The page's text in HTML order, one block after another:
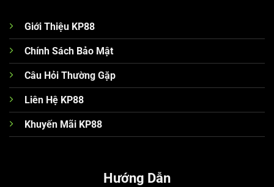
Giới Thiệu KP88
Chính Sách Bảo Mật
Câu Hỏi Thường Gặp
Liên Hệ KP88
Khuyến Mãi KP88
Hướng Dẫn